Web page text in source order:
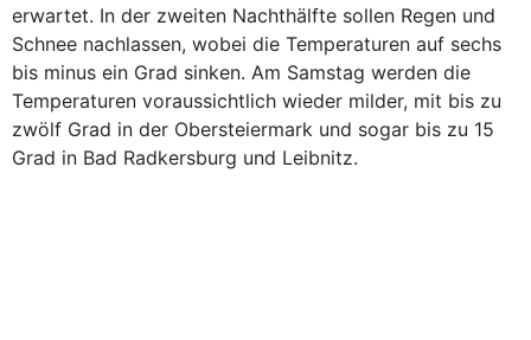
erwartet. In der zweiten Nachthälfte sollen Regen und
Schnee nachlassen, wobei die Temperaturen auf sechs
bis minus ein Grad sinken. Am Samstag werden die
Temperaturen voraussichtlich wieder milder, mit bis zu
zwölf Grad in der Obersteiermark und sogar bis zu 15
Grad in Bad Radkersburg und Leibnitz.